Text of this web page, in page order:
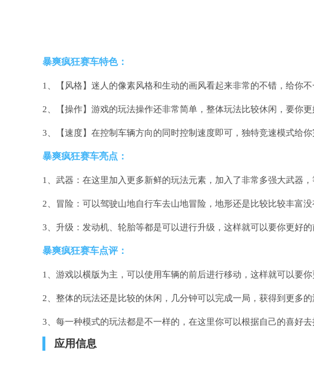
暴爽疯狂赛车特色：
1、【风格】迷人的像素风格和生动的画风看起来非常的不错，给你不
2、【操作】游戏的玩法操作还非常简单，整体玩法比较休闲，要你更
3、【速度】在控制车辆方向的同时控制速度即可，独特竞速模式给你
暴爽疯狂赛车亮点：
1、武器：在这里加入更多新鲜的玩法元素，加入了非常多强大武器，
2、冒险：可以驾驶山地自行车去山地冒险，地形还是比较比较丰富没
3、升级：发动机、轮胎等都是可以进行升级，这样就可以要你更好的
暴爽疯狂赛车点评：
1、游戏以横版为主，可以使用车辆的前后进行移动，这样就可以要你
2、整体的玩法还是比较的休闲，几分钟可以完成一局，获得到更多的
3、每一种模式的玩法都是不一样的，在这里你可以根据自己的喜好去
应用信息